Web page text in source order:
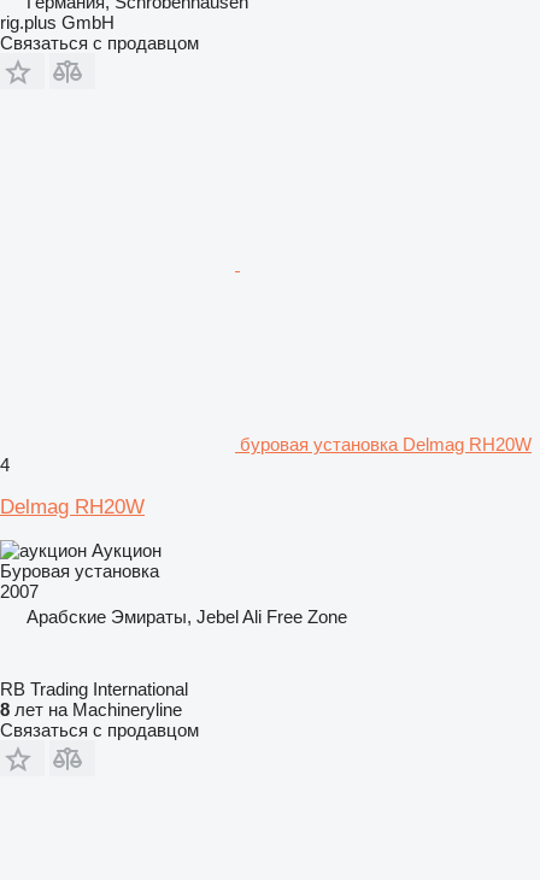
rig.plus GmbH
Связаться с продавцом
буровая установка Delmag RH20W
4
Delmag RH20W
Аукцион
Буровая установка
2007
Арабские Эмираты, Jebel Ali Free Zone
RB Trading International
8 лет на Machineryline
Связаться с продавцом